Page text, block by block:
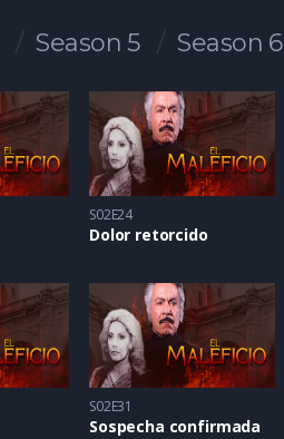
Season 5 Season 6
S02E24
Dolor retorcido
S02E31
Sospecha confirmada